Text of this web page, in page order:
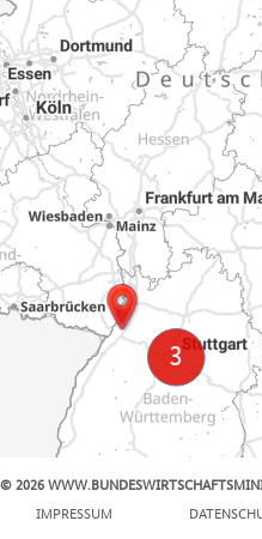
© 2026
IMPRESSUM